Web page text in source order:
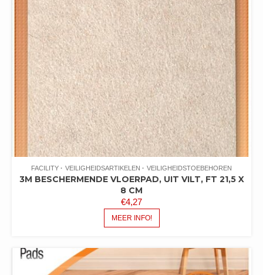
FACILITY VEILIGHEIDSARTIKELEN VEILIGHEIDSTOEBEHOREN
3M BESCHERMENDE VLOERPAD, UIT VILT, FT 21,5 X
8 CM
€4,27
MEER INFO!